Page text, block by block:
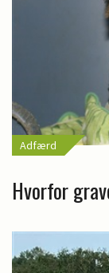
Adfærd
Hvorfor